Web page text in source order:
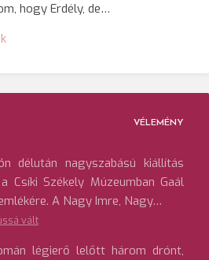
hogy Erdély, de…
VÉLEMÉNY
délután nagyszabású kiállítás
Csíki Székely Múzeumban Gaál
A Nagy Imre, Nagy…
vált
légierő lelőtt három drónt,